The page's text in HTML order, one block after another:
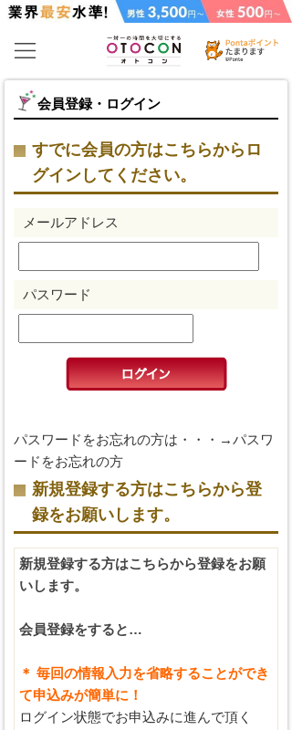
会員登録・ログイン
すでに会員の方はこちらからロ
グインしてください。
メールアドレス
パスワード
パスワードをお忘れの方は・・・→パスワ
ードをお忘れの方
新規登録する方はこちらから登
録をお願いします。
新規登録する方はこちらから登録をお願
いします。
会員登録をすると…
＊ 毎回の情報入力を省略することができ
て申込みが簡単に！
ログイン状態でお申込みに進んで頂く